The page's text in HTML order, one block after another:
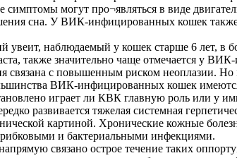
могут про¬являться в виде
сна. У ВИК-инфицированных кошек также
увеит, наблюдаемый у кошек старше 6 лет, в
также значительно чаще отмечается у
связана с повышенным риском неоплазии.
ВИК-инфицированных кошек
играет ли КВК главную роль или у
развивается тяжелая системная
картиной. Хронические кожные
и бактериальными инфекциями.
связано острое течение таких